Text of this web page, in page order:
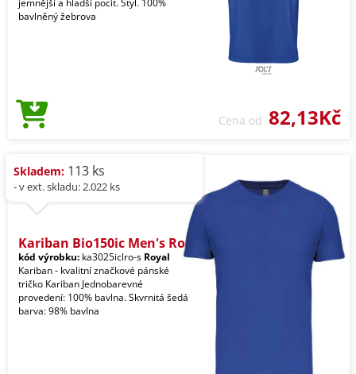
jemnější a hladší pocit. Styl. 100%
bavlněný žebrova
Cena od 82,13Kč
Skladem: 113 ks
- v ext. skladu: 2.022 ks
Kariban Bio150ic Men's Ro
kód výrobku: ka3025iclro-s Royal
Kariban - kvalitní značkové pánské
tričko Kariban Jednobarevné
provedení: 100% bavlna. Skvrnitá šedá
barva: 98% bavlna